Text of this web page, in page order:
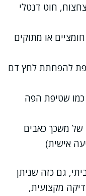
חוט דנטלי
או מתוקים
להפחתת לחץ דם
כמו שטיפת הפה
של משכך כאבים
אישית)
גם כזה שניתן
מקצועית,